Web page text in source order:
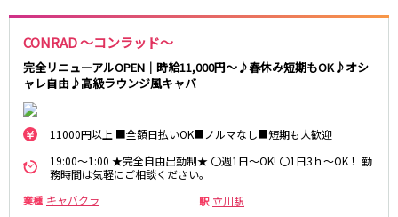
CONRAD ～コンラッド～
完全リニューアルOPEN｜時給11,000円～♪春休み短期もOK♪オシ
ャレ自由♪高級ラウンジ風キャバ
11000円以上 ■全額日払いOK■ノルマなし■短期も大歓迎
19:00～1:00 ★完全自由出勤制★ 〇週1日～OK! 〇1日3ｈ～OK！ 勤
務時間は気軽にご相談ください。
業種 キャバクラ 駅 立川駅
柏駅
春日部駅
小田急江ノ島線
大和駅
藤沢駅
鶴間駅
中央林間駅
本鵠沼駅
南林間駅
京成千葉線